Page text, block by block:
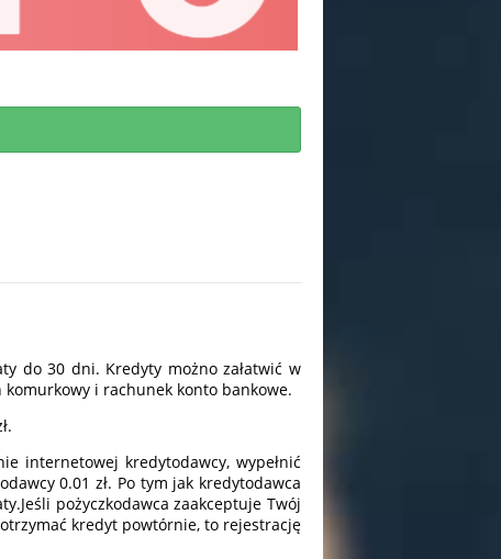
do 30 dni. Kredyty możno załatwić w
i rachunek konto bankowe.
internetowej kredytodawcy, wypełnić
0.01 zł. Po tym jak kredytodawca
pożyczkodawca zaakceptuje Twój
kredyt powtórnie, to rejestrację